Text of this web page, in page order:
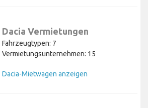
Dacia Vermietungen
Fahrzeugtypen: 7
Vermietungsunternehmen: 15
Dacia-Mietwagen anzeigen